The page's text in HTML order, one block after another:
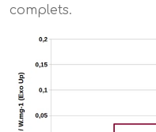
complets.